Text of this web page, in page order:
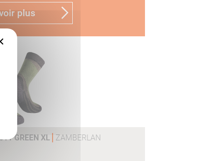
plus
GREEN XL ZAMBERLAN